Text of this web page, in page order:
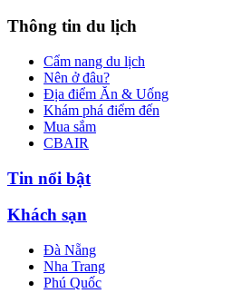
Thông tin du lịch
Cẩm nang du lịch
Nên ở đâu?
Địa điểm Ăn & Uống
Khám phá điểm đến
Mua sắm
CBAIR
Tin nổi bật
Khách sạn
Đà Nẵng
Nha Trang
Phú Quốc